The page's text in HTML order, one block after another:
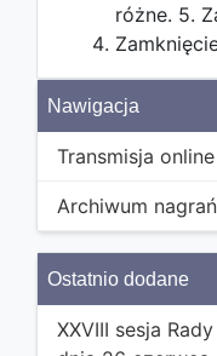
różne. 5.
Nawigacja
Transmisja online
Archiwum nagrań
Ostatnio dodane
XXVIII sesja